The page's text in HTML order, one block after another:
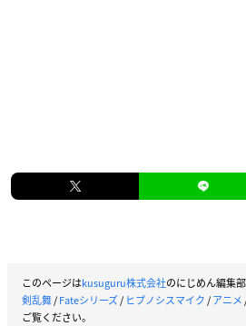
このページはkusuguru株式会社のにじめん編集
剣乱舞/Fateシリーズ/ ヒプノシスマイク/アニメ
ご覧ください。